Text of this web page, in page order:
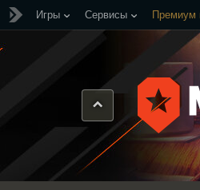
Игры Сервисы Премиум